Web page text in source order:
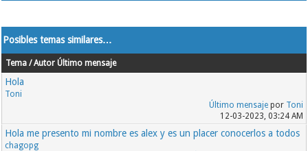
Posibles temas similares…
Tema / Autor Último mensaje
Hola
Toni
Último mensajepor Toni
12-03-2023, 03:24 AM
Hola me presento mi nombre es alex y es un placer conocerlos a todos
chagopg